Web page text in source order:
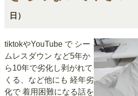
日）
tiktokやYouTube で シー
ムレスダウン など5年か
ら10年で劣化し剥がれて
くる、など他にも 経年劣
化で 着用困難になる話を